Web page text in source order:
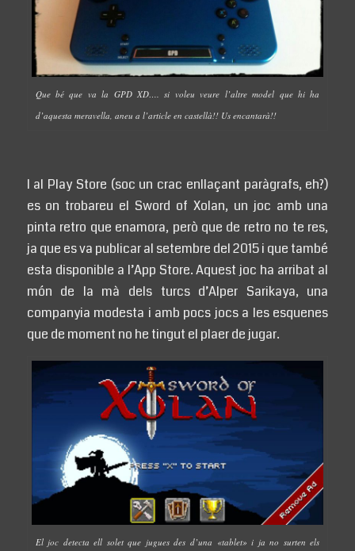
Que bé que va la GPD XD…. si voleu veure l’altre model que hi ha
d’aquesta meravella, aneu a l’article en castellà!! Us encantarà!!
I al Play Store (soc un crac enllaçant paràgrafs, eh?)
es on trobareu el Sword of Xolan, un joc amb una
pinta retro que enamora, però que de retro no te res,
ja que es va publicar al setembre del 2015 i que també
esta disponible a l’App Store. Aquest joc ha arribat al
món de la mà dels turcs d’Alper Sarikaya, una
companyia modesta i amb pocs jocs a les esquenes
que de moment no he tingut el plaer de jugar.
El joc detecta ell solet que jugues des d’una «tablet» i ja no surten els